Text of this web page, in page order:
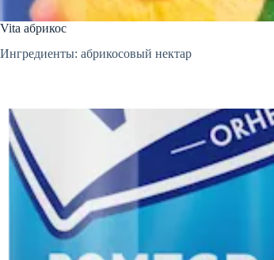
Vita абрикос
Ингредиенты: абрикосовый нектар